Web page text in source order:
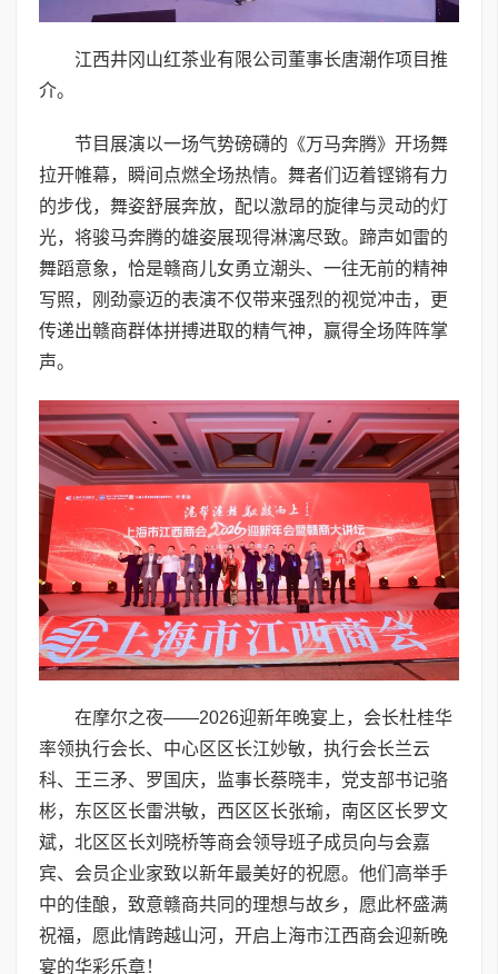
江西井冈山红茶业有限公司董事长唐潮作项目推
介。
节目展演以一场气势磅礴的《万马奔腾》开场舞
拉开帷幕，瞬间点燃全场热情。舞者们迈着铿锵有力
的步伐，舞姿舒展奔放，配以激昂的旋律与灵动的灯
光，将骏马奔腾的雄姿展现得淋漓尽致。蹄声如雷的
舞蹈意象，恰是赣商儿女勇立潮头、一往无前的精神
写照，刚劲豪迈的表演不仅带来强烈的视觉冲击，更
传递出赣商群体拼搏进取的精气神，赢得全场阵阵掌
声。
在摩尔之夜——2026迎新年晚宴上，会长杜桂华
率领执行会长、中心区区长江妙敏，执行会长兰云
科、王三矛、罗国庆，监事长蔡晓丰，党支部书记骆
彬，东区区长雷洪敏，西区区长张瑜，南区区长罗文
斌，北区区长刘晓桥等商会领导班子成员向与会嘉
宾、会员企业家致以新年最美好的祝愿。他们高举手
中的佳酿，致意赣商共同的理想与故乡，愿此杯盛满
祝福，愿此情跨越山河，开启上海市江西商会迎新晚
宴的华彩乐章！